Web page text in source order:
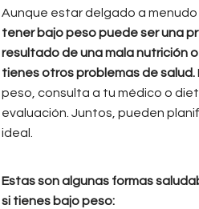
Aunque estar delgado a menudo
tener bajo peso puede ser una
resultado de una mala nutrición
tienes otros problemas de salud.
peso, consulta a tu médico o
evaluación. Juntos, pueden
ideal.
Estas son algunas formas
si tienes bajo peso: